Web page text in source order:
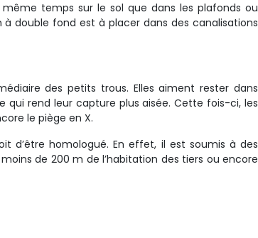
temps sur le sol que dans les plafonds ou
double fond est à placer dans des canalisations
des petits trous. Elles aiment rester dans
qui rend leur capture plus aisée. Cette fois-ci, les
le piège en X.
d’être homologué. En effet, il est soumis à des
de 200 m de l’habitation des tiers ou encore